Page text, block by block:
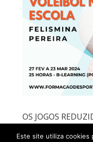
OS JOGOS
Este site utiliza cookies